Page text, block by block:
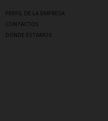
PERFIL DE LA EMPRESA
CONTACTOS
DONDE ESTAMOS